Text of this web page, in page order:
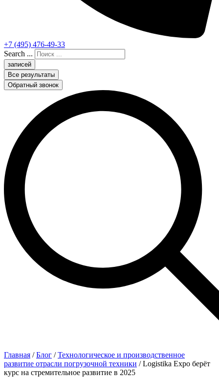
+7 (495) 476-49-33
Search ...
записей
Все результаты
Обратный звонок
Главная /Блог /Технологическое и производственное
развитие отрасли погрузочной техники /Logistika Expo берёт
курс на стремительное развитие в 2025